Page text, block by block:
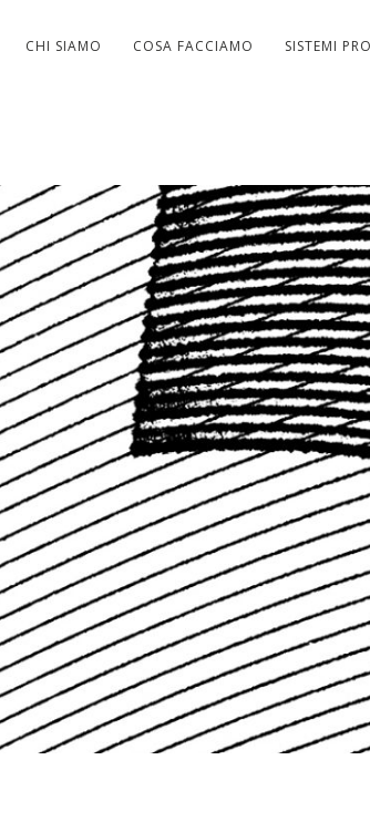
CHI SIAMO COSA FACCIAMO SISTEMI